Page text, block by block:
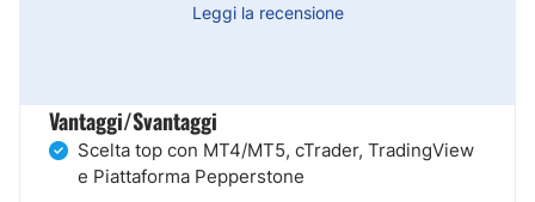
Leggi la recensione
Vantaggi/Svantaggi
Scelta top con MT4/MT5, cTrader, TradingView
e Piattaforma Pepperstone